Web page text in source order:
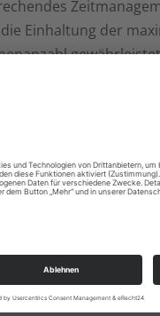
Einhaltung der
hebt
die Einholung einer
nicht
Möglichkeit geben,
Wintermonaten (je